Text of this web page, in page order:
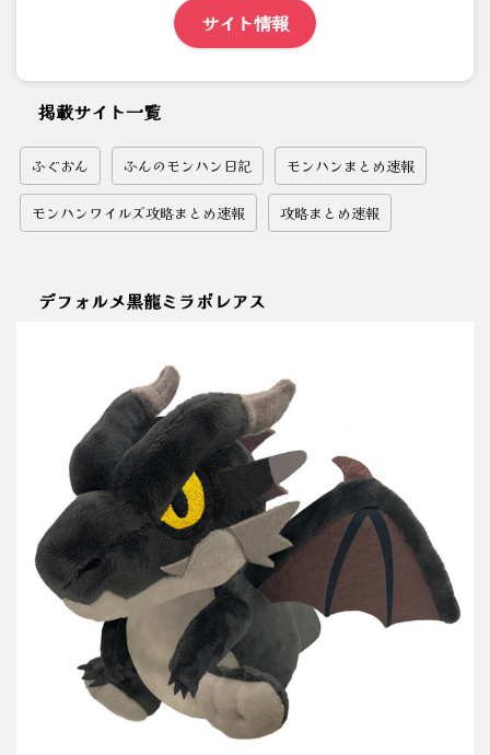
サイト情報
掲載サイト一覧
ふぐおん ふんのモンハン日記 モンハンまとめ速報
モンハンワイルズ攻略まとめ速報 攻略まとめ速報
デフォルメ黒龍ミラボレアス